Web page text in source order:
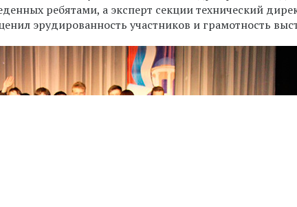
ребятами, а эксперт секции технический
эрудированность участников и грамотность